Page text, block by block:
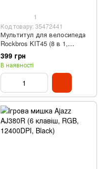
1
Код товару: 35472441
Мультитул для велосипеда
Rockbros KIT45 (8 в 1,
нержавіюча сталь)
399 грн
В наявності